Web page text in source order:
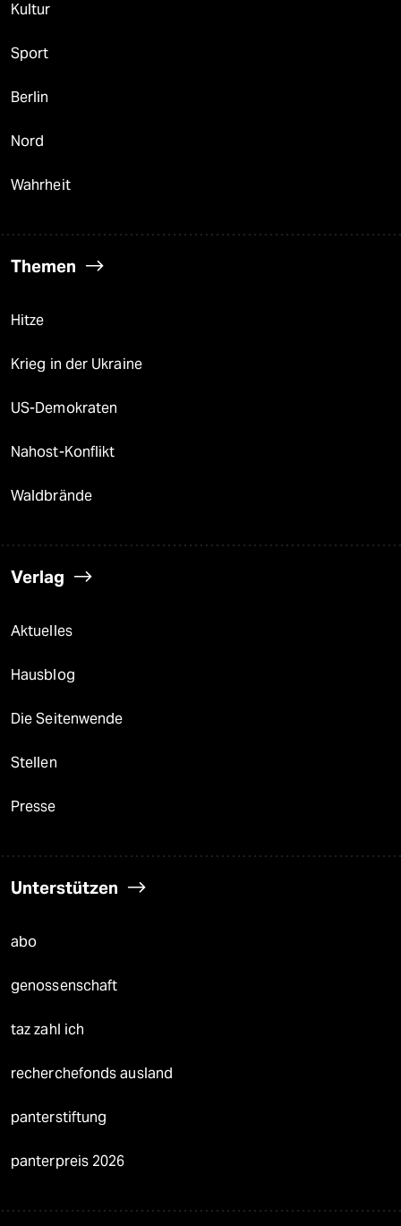
Kultur
Sport
Berlin
Nord
Wahrheit
Themen
Hitze
Krieg in der Ukraine
US-Demokraten
Nahost-Konflikt
Waldbrände
Verlag
Aktuelles
Hausblog
Die Seitenwende
Stellen
Presse
Unterstützen
abo
genossenschaft
taz zahl ich
recherchefonds ausland
panterstiftung
panterpreis 2026